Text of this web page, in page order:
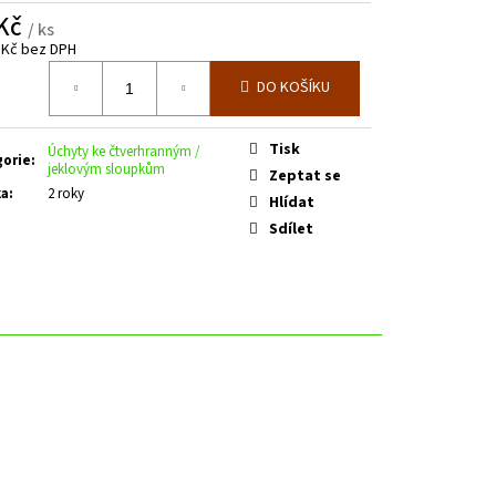
/ ks
bez DPH
DO KOŠÍKU
:
Úchyty ke čtverhranným /
jeklovým sloupkům
: 2 roky
Tisk
Zeptat se
Hlídat
Sdílet
3600 MM V. 2000 MM